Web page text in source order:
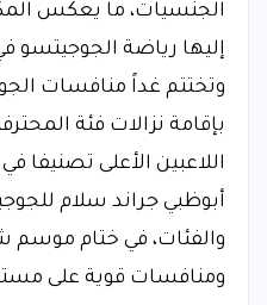
الجنسيات، ما يعكس
إليها رياضة الجوجيتسو
وتختتم غداً منافسات
بإقامة نزالات فئة
اللاعبين الأعلى تصنيفا
أبوظبي جراند سلام
والفئات، في ختام
ومنافسات قوية على